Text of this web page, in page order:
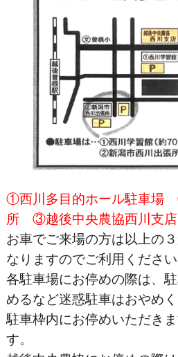
①西川多目的ホール駐車場
所 ③越後中央農協西川支
お車でご来場の方は以上の
なりますのでご利用ください
各駐車場にお停めの際は、
めるなど迷惑駐車はおやめく
駐車枠内にお停めいただき
す。